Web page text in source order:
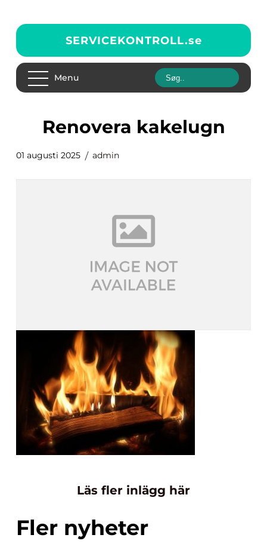
SERVICEKONTROLL.se
Menu
renovera kakelugn
01 augusti 2025 admin
Läs fler inlägg här
Fler nyheter